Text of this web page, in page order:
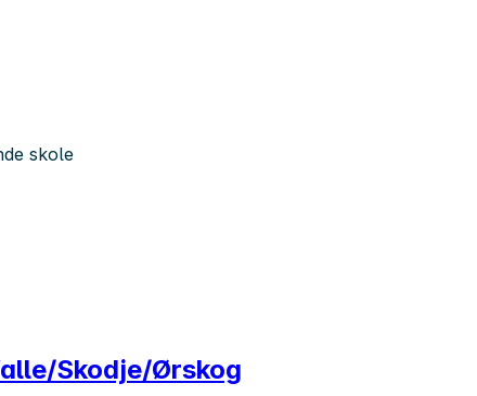
skole
Skodje/Ørskog